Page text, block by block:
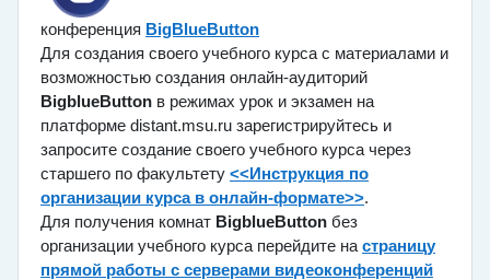
конференция BigBlueButton
Для создания своего учебного курса с материалами и
возможностью создания онлайн-аудиторий
BigblueButton в режимах урок и экзамен на
платформе distant.msu.ru зарегистрируйтесь и
запросите создание своего учебного курса через
старшего по факультету <<Инструкция по
организации курса в онлайн-формате>>.
Для получения комнат BigblueButton без
организации учебного курса перейдите на страницу
прямой работы с серверами видеоконференций